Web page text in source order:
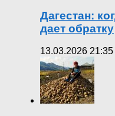
Дагестан:
дает обратку
13.03.2026 21:35